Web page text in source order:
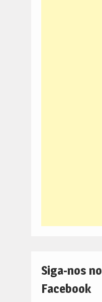
Siga-nos no
Facebook